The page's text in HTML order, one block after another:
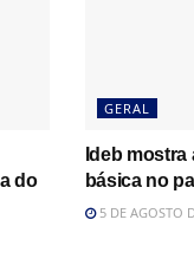
do
GERAL
Ideb
básica no
5 DE AGOSTO